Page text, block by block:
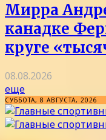
Мирра
канадке
круге
08.08.2026
еще
СУББОТА, 8 АВГУСТА, 2026